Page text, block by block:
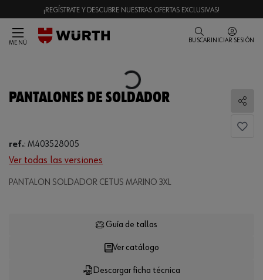
¡REGÍSTRATE Y DESCUBRE NUESTRAS OFERTAS EXCLUSIVAS!
MENÚ BUSCAR INICIAR SESIÓN
Loading...
PANTALONES DE SOLDADOR
ref.: M403528005
Ver todas las versiones
PANTALON SOLDADOR CETUS MARINO 3XL
Loading...
Descargar ficha técnica
Ver catálogo
Guía de tallas